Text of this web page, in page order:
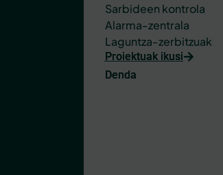
Sarbideen kontrola
Alarma-zentrala
Laguntza-zerbitzuak
Proiektuak ikusi
Denda